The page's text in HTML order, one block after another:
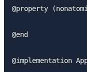
@property
@end
@implementation